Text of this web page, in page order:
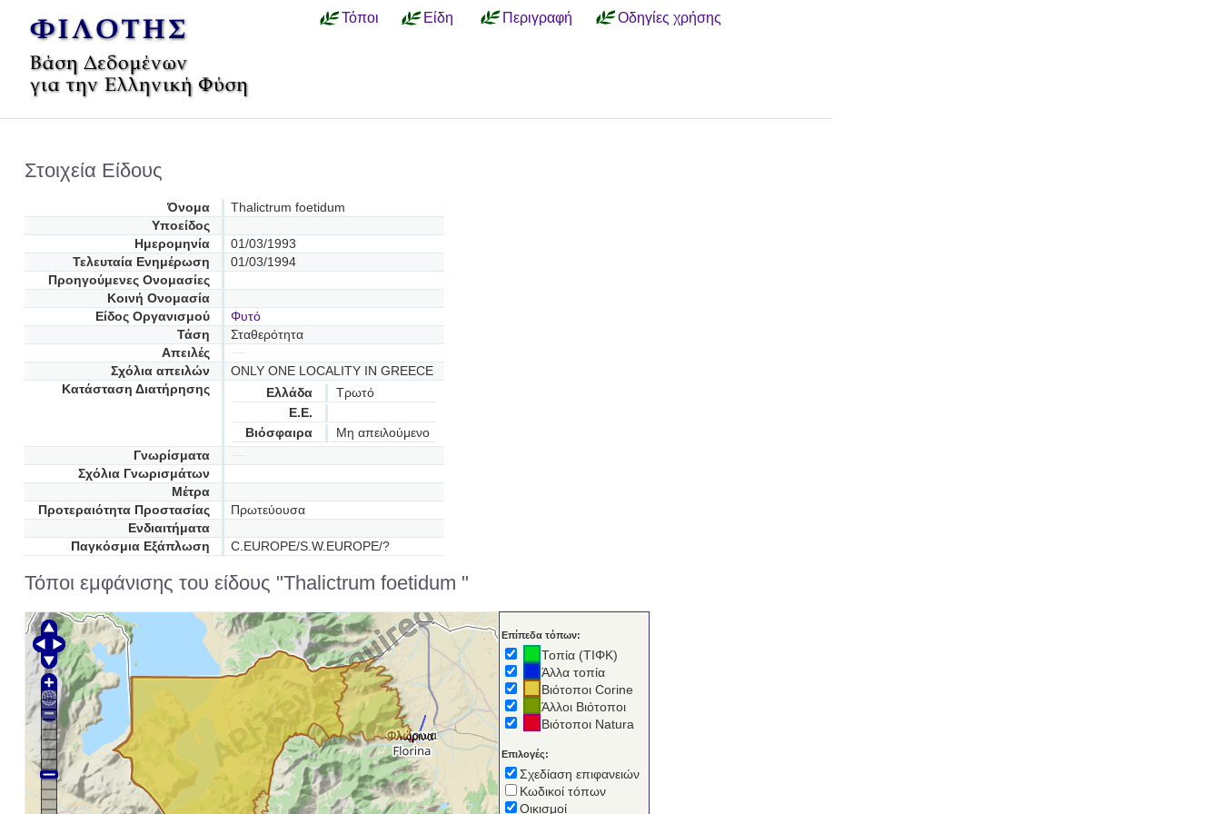
Τόποι Είδη Περιγραφή Οδηγίες χρήσης
Στοιχεία Είδους
Όνομα
Thalictrum foetidum
Υποείδος
Ημερομηνία
01/03/1993
Τελευταία Ενημέρωση
01/03/1994
Προηγούμενες Oνομασίες
Κοινή Ονομασία
Είδος Οργανισμού
Φυτό
Τάση
Σταθερότητα
Απειλές
Σχόλια απειλών
ONLY ONE LOCALITY IN GREECE
Κατάσταση Διατήρησης
Ελλάδα
Τρωτό
Ε.Ε.
Βιόσφαιρα
Μη απειλούμενο
Γνωρίσματα
Σχόλια Γνωρισμάτων
Μέτρα
Προτεραιότητα Προστασίας
Πρωτεύουσα
Ενδιαιτήματα
Παγκόσμια Εξάπλωση
C.EUROPE/S.W.EUROPE/?
Τόποι εμφάνισης του είδους "Thalictrum foetidum "
Φλώρινα
Επίπεδα τόπων:
Τοπία (ΤΙΦΚ)
Άλλα τοπία
Βιότοποι Corine
Άλλοι Βιότοποι
Βιότοποι Natura
Επιλογές:
Σχεδίαση επιφανειών
Κωδικοί τόπων
Οικισμοί